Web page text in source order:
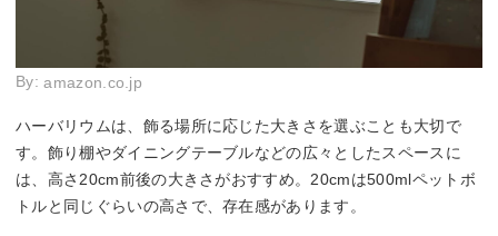
By:amazon.co.jp
ハーバリウムは、飾る場所に応じた大きさを選ぶことも大切で
す。飾り棚やダイニングテーブルなどの広々としたスペースに
は、高さ20cm前後の大きさがおすすめ。20cmは500mlペットボ
トルと同じぐらいの高さで、存在感があります。